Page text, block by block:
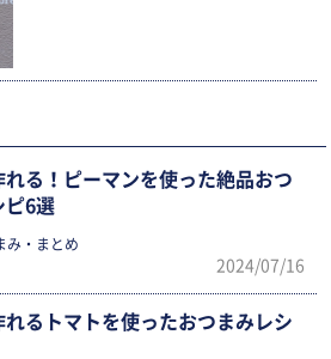
れる！ピーマンを使った絶品おつ
ピ6選
み・まとめ
2024/07/16
れるトマトを使ったおつまみレシ